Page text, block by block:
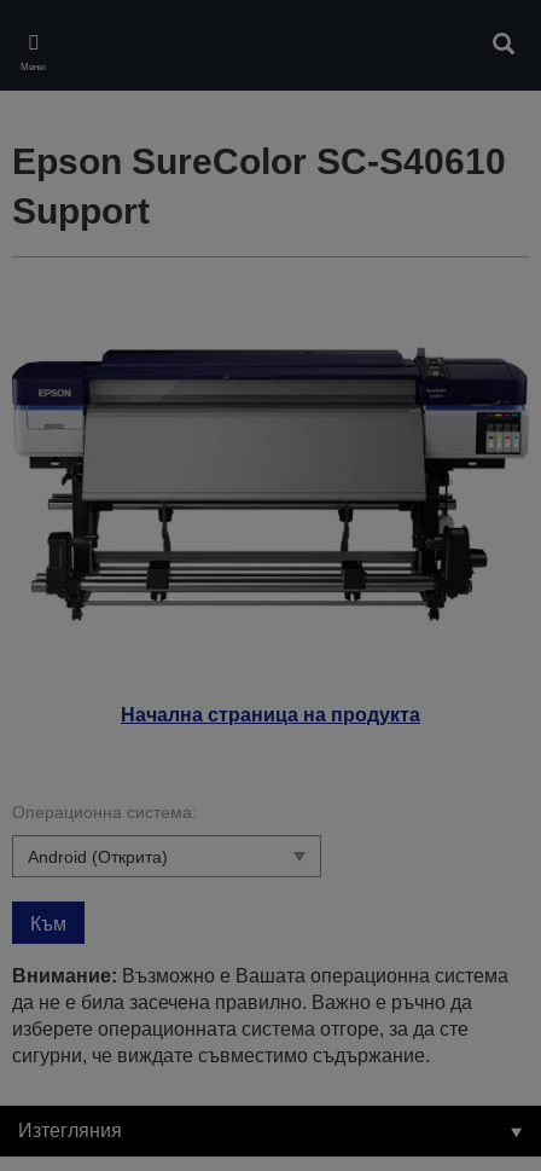
main
content
Меню
Начална страница на продукта
Epson SureColor SC-S40610
Support
Операционна система:
Към
Внимание: Възможно е Вашата операционна система
да не е била засечена правилно. Важно е ръчно да
изберете операционната система отгоре, за да сте
сигурни, че виждате съвместимо съдържание.
Изтегляния